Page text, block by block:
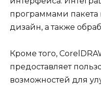
программами пакета
дизайн, а также
Кроме того,
предоставляет
возможностей для